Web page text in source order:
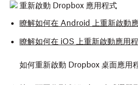
重新啟動 Dropbox 應用程式
瞭解如何在 Android 上重新啟動
瞭解如何在 iOS 上重新啟動應用
如何重新啟動 Dropbox 桌面應用